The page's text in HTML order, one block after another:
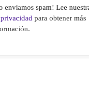
enviamos spam! Lee
para obtener más